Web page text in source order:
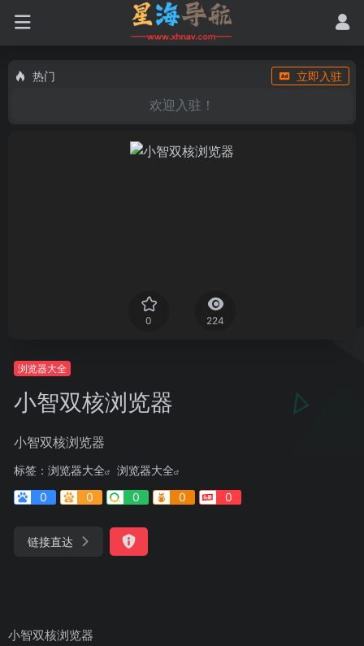
热门 立即入驻
欢迎入驻！
0 224
浏览器大全
小智双核浏览器
小智双核浏览器
标签： 浏览器大全
浏览器大全
0
0 0 0 0
链接直达
小智双核浏览器